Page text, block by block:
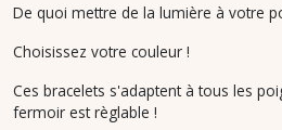
De quoi mettre de la lumière à votre
Choisissez votre couleur !
Ces bracelets s'adaptent à tous les
fermoir est règlable !